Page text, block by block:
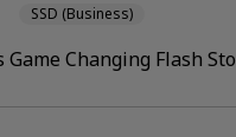
Game Changing Flash
SSD (Business)